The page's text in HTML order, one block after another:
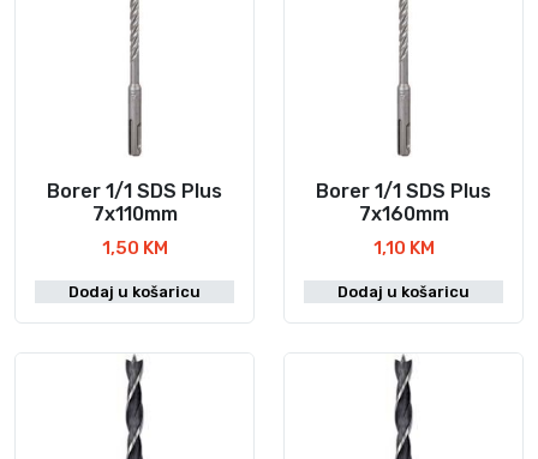
Borer 1/1 SDS Plus
7x110mm
1,50 KM
Dodaj u košaricu
Borer 1/1 SDS Plus
7x160mm
1,10 KM
Dodaj u košaricu